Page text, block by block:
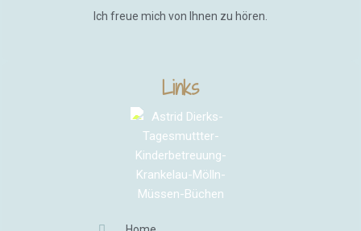
Ich freue mich von Ihnen zu hören.
Links